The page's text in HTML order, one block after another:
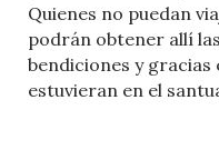
Quienes no puedan
podrán obtener allí
bendiciones y
estuvieran en el